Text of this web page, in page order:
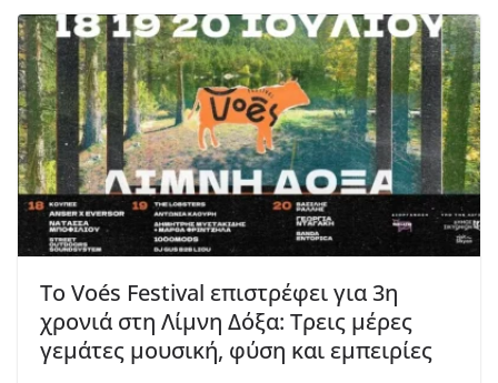
Το Voés Festival επιστρέφει για 3η
χρονιά στη Λίμνη Δόξα: Τρεις μέρες
γεμάτες μουσική, φύση και εμπειρίες